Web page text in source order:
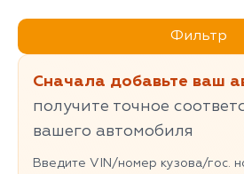
Фильтр
Сначала добавьте ваш
получите точное
вашего автомобиля
Введите VIN/номер кузова/гос.